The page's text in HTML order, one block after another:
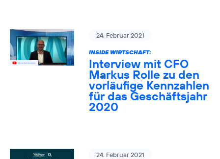
24. Februar 2021
INSIDE WIRTSCHAFT:
Interview mit CFO
Markus Rolle zu den
vorläufige Kennzahlen
für das Geschäftsjahr
2020
24. Februar 2021